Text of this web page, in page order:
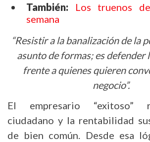
También: Los truenos
semana
“Resistir a la banalización de la
asunto de formas; es defender
frente a quienes quieren
negocio”.
El empresario “exitoso”
ciudadano y la rentabilidad
de bien común. Desde esa